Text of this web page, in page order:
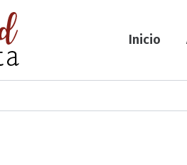
Inicio